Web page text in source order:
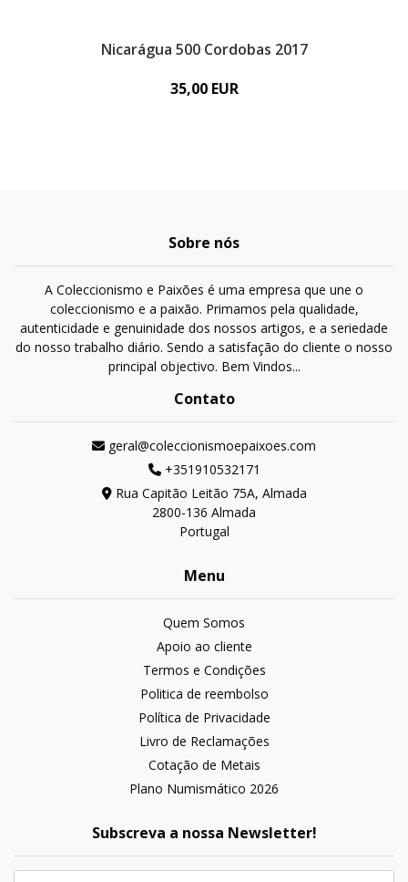
Nicarágua 500 Cordobas 2017
35,00 EUR
Sobre nós
A Coleccionismo e Paixões é uma empresa que une o
coleccionismo e a paixão. Primamos pela qualidade,
autenticidade e genuinidade dos nossos artigos, e a seriedade
do nosso trabalho diário. Sendo a satisfação do cliente o nosso
principal objectivo. Bem Vindos...
Contato
geral@coleccionismoepaixoes.com
+351910532171
Rua Capitão Leitão 75A, Almada
2800-136 Almada
Portugal
Menu
Quem Somos
Apoio ao cliente
Termos e Condições
Politica de reembolso
Política de Privacidade
Livro de Reclamações
Cotação de Metais
Plano Numismático 2026
Subscreva a nossa Newsletter!